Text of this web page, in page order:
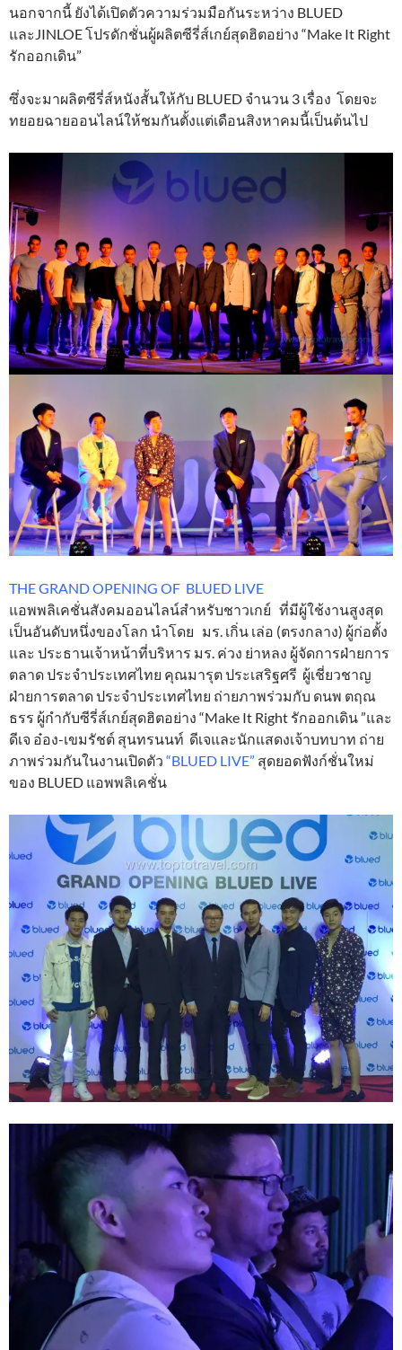
นอกจากนี้ ยังได้เปิดตัวความร่วมมือกันระหว่าง BLUED
และJINLOE โปรดักชั่นผู้ผลิตซีรี่ส์เกย์สุดฮิตอย่าง “Make It Right
รักออกเดิน”
ซึ่งจะมาผลิตซีรี่ส์หนังสั้นให้กับ BLUED จำนวน 3 เรื่อง โดยจะ
ทยอยฉายออนไลน์ให้ชมกันตั้งแต่เดือนสิงหาคมนี้เป็นต้นไป
THE GRAND OPENING OF BLUED LIVE
แอพพลิเคชั่นสังคมออนไลน์สำหรับชาวเกย์ ที่มีผู้ใช้งานสูงสุด
เป็นอันดับหนึ่งของโลก นำโดย มร. เกิ่น เล่อ (ตรงกลาง) ผู้ก่อตั้ง
และ ประธานเจ้าหน้าที่บริหาร มร. ค่วง ย่าหลง ผู้จัดการฝ่ายการ
ตลาด ประจำประเทศไทย คุณมารุต ประเสริฐศรี ผู้เชี่ยวชาญ
ฝ่ายการตลาด ประจำประเทศไทย ถ่ายภาพร่วมกับ ดนพ ตฤณ
ธรร ผู้กำกับซีรี่ส์เกย์สุดฮิตอย่าง “Make It Right รักออกเดิน ”และ
ดีเจ อ๋อง-เขมรัชต์ สุนทรนนท์ ดีเจและนักแสดงเจ้าบทบาท ถ่าย
ภาพร่วมกันในงานเปิดตัว “BLUED LIVE” สุดยอดฟังก์ชั่นใหม่
ของ BLUED แอพพลิเคชั่น